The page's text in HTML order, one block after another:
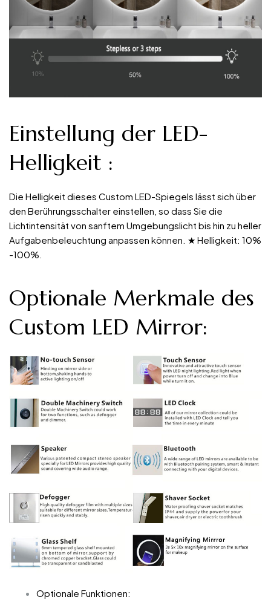
Einstellung der LED-
Helligkeit :
Die Helligkeit dieses Custom LED-Spiegels lässt sich über
den Berührungsschalter einstellen, so dass Sie die
Lichtintensität von sanftem Umgebungslicht bis hin zu heller
Aufgabenbeleuchtung anpassen können. ★ Helligkeit: 10%
-100%.
Optionale Merkmale des
Custom LED Mirror:
Optionale Funktionen: